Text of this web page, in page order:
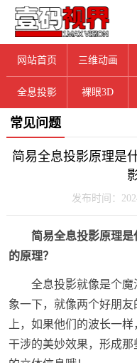
网站首页 三维动画
全息投影 裸眼3D
常见问题
简易全息投影原理是
发布时间：
简易全息投影原理
的原理？
全息投影就像是个
象一下，就像两个好朋
上，如果他们的波长一
干涉的美妙效果，形成